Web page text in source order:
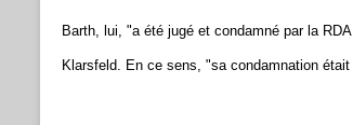
Barth, lui, "a été jugé et condamné par la
Klarsfeld. En ce sens, "sa condamnation était